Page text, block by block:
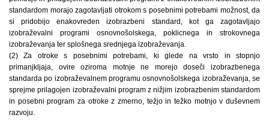
standardom morajo zagotavljati otrokom s posebnimi potrebami možnost, da
si pridobijo enakovreden izobrazbeni standard, kot ga zagotavljajo
izobraževalni programi osnovnošolskega, poklicnega in strokovnega
izobraževanja ter splošnega srednjega izobraževanja.
(2) Za otroke s posebnimi potrebami, ki glede na vrsto in stopnjo
primanjkljaja, ovire oziroma motnje ne morejo doseči izobrazbenega
standarda po izobraževalnem programu osnovnošolskega izobraževanja, se
sprejme prilagojen izobraževalni program z nižjim izobrazbenim standardom
in posebni program za otroke z zmerno, težjo in težko motnjo v duševnem
razvoju.